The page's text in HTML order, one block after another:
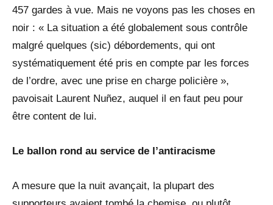
457 gardes à vue. Mais ne voyons pas les choses en
noir : « La situation a été globalement sous contrôle
malgré quelques (sic) débordements, qui ont
systématiquement été pris en compte par les forces
de l’ordre, avec une prise en charge policière »,
pavoisait Laurent Nuñez, auquel il en faut peu pour
être content de lui.
Le ballon rond au service de l’antiracisme
A mesure que la nuit avançait, la plupart des